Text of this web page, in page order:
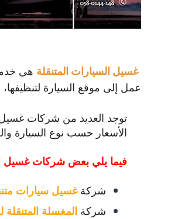
غسيل السيارات المتنقلة هي
عمل إلى موقع السيارة
توجد العديد من شركات غسيل
الأسعار حسب نوع السيارة
فيما يلي بعض شركات غسيل
شركةغسيل سيارات
شركة المغسلة المتنقلة